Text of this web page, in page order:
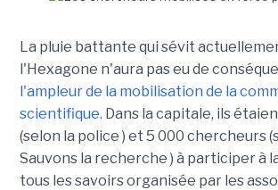
La pluie battante qui sévit
l'Hexagone n'aura pas eu de
l'ampleur de la mobilisation de la
scientifique. Dans la capitale, ils
(selon la police ) et 5 000 chercheurs
Sauvons la recherche ) à participer à
tous les savoirs organisée par les